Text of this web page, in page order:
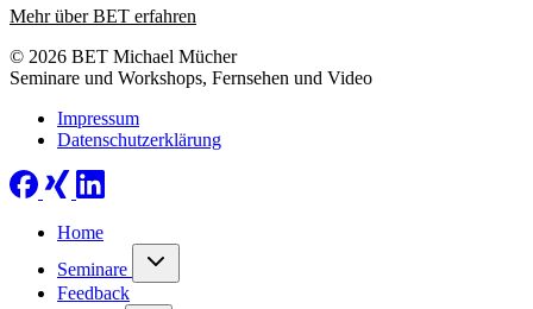
Mehr über BET erfahren
© 2026 BET Michael Mücher
Seminare und Workshops, Fernsehen und Video
Impressum
Datenschutzerklärung
Home
Seminare
Feedback